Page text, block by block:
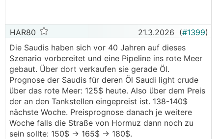
HAR80 21.3.2026 (#1399)
Die Saudis haben sich vor 40 Jahren auf dieses
Szenario vorbereitet und eine Pipeline ins rote Meer
gebaut. Über dort verkaufen sie gerade Öl.
Prognose der Saudis für deren Öl Saudi light crude
über das rote Meer: 125$ heute. Also über dem Preis
der an den Tankstellen eingepreist ist. 138-140$
nächste Woche. Preisprognose danach je weitere
Woche falls die Straße von Hormuz dann noch zu
sein sollte: 150$ -> 165$ -> 180$.